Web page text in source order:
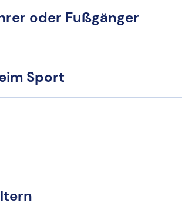
oder Fußgänger
Sport